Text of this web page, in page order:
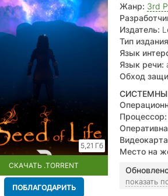
5,21 Гб
СКАЧАТЬ .TORRENT
ПОБЛАГОДАРИТЬ
Жанр: 3rd
Издатель:
Тип
Язык
испанский,
Язык речи:
Обход
Процессор:
Место на
показать